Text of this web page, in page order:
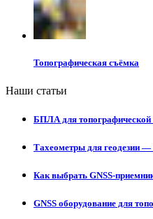
Топографическая съёмка
Наши статьи
БПЛА для
Тахеометры для геодезии —
Как выбрать GNSS-
GNSS оборудование для